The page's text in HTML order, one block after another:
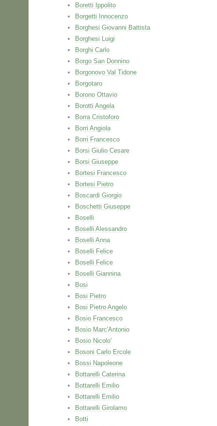
Boretti Ippolito
Borgetti Innocenzo
Borghesi Giovanni Battista
Borghesi Luigi
Borghi Carlo
Borgo San Donnino
Borgonovo Val Tidone
Borgotaro
Borono Ottavio
Borotti Angela
Borra Cristoforo
Borri Angiola
Borri Francesco
Borsi Giulio Cesare
Borsi Giuseppe
Bortesi Francesco
Bortesi Pietro
Boscardi Giorgio
Boschetti Giuseppe
Boselli
Boselli Alessandro
Boselli Anna
Boselli Felice
Boselli Felice
Boselli Giannina
Bosi
Bosi Pietro
Bosi Pietro Angelo
Bosio Francesco
Bosio Marc'Antonio
Bosio Nicolo'
Bosoni Carlo Ercole
Bossi Napoleone
Bottarelli Caterina
Bottarelli Emilio
Bottarelli Emilio
Bottarelli Girolamo
Botti